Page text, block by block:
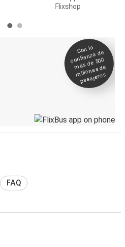
Flixshop
Con la
confianza de
más de 500
millones de
pasajeros
FAQ